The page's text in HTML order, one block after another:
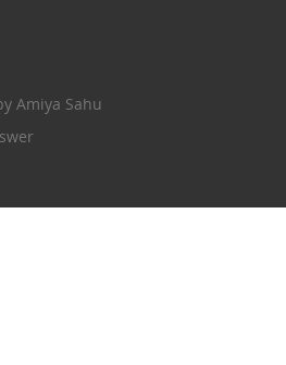
Amiya Sahu